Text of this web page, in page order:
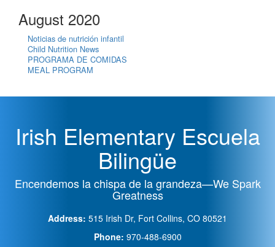
August 2020
Noticias de nutrición infantil
Child Nutrition News
PROGRAMA DE COMIDAS
MEAL PROGRAM
Irish Elementary Escuela
Bilingüe
Encendemos la chispa de la grandeza—We Spark
Greatness
Address: 515 Irish Dr, Fort Collins, CO 80521
Phone: 970-488-6900